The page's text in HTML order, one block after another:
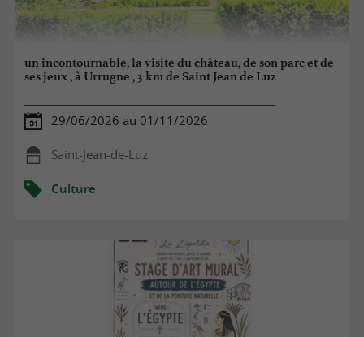
un incontournable, la visite du château, de son parc et de
ses jeux , à Urrugne , 3 km de Saint Jean de Luz
29/06/2026 au 01/11/2026
Saint-Jean-de-Luz
Culture